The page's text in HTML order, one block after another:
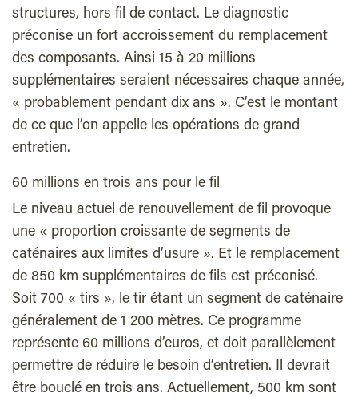
structures, hors fil de contact. Le diagnostic
préconise un fort accroissement du remplacement
des composants. Ainsi 15 à 20 millions
supplémentaires seraient nécessaires chaque année,
« probablement pendant dix ans ». C’est le montant
de ce que l’on appelle les opérations de grand
entretien.
60 millions en trois ans pour le fil
Le niveau actuel de renouvellement de fil provoque
une « proportion croissante de segments de
caténaires aux limites d’usure ». Et le remplacement
de 850 km supplémentaires de fils est préconisé.
Soit 700 « tirs », le tir étant un segment de caténaire
généralement de 1 200 mètres. Ce programme
représente 60 millions d’euros, et doit parallèlement
permettre de réduire le besoin d’entretien. Il devrait
être bouclé en trois ans. Actuellement, 500 km sont